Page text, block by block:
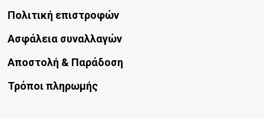
Πολιτική επιστροφών
Ασφάλεια συναλλαγών
Αποστολή & Παράδοση
Τρόποι πληρωμής